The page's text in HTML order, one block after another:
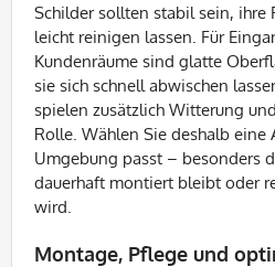
Schilder sollten stabil sein, ihre
leicht reinigen lassen. Für
Kundenräume sind glatte
sie sich schnell abwischen
spielen zusätzlich Witterung
Rolle. Wählen Sie deshalb eine
Umgebung passt – besonders
dauerhaft montiert bleibt oder
wird.
Montage, Pflege und